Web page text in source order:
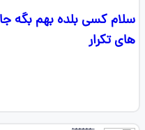
سلام کسی بلده بهم بگه
های تکرار